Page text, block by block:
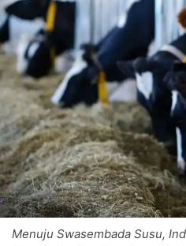
Menuju Swasembada Susu,